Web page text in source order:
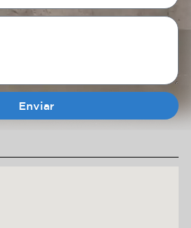
Enviar